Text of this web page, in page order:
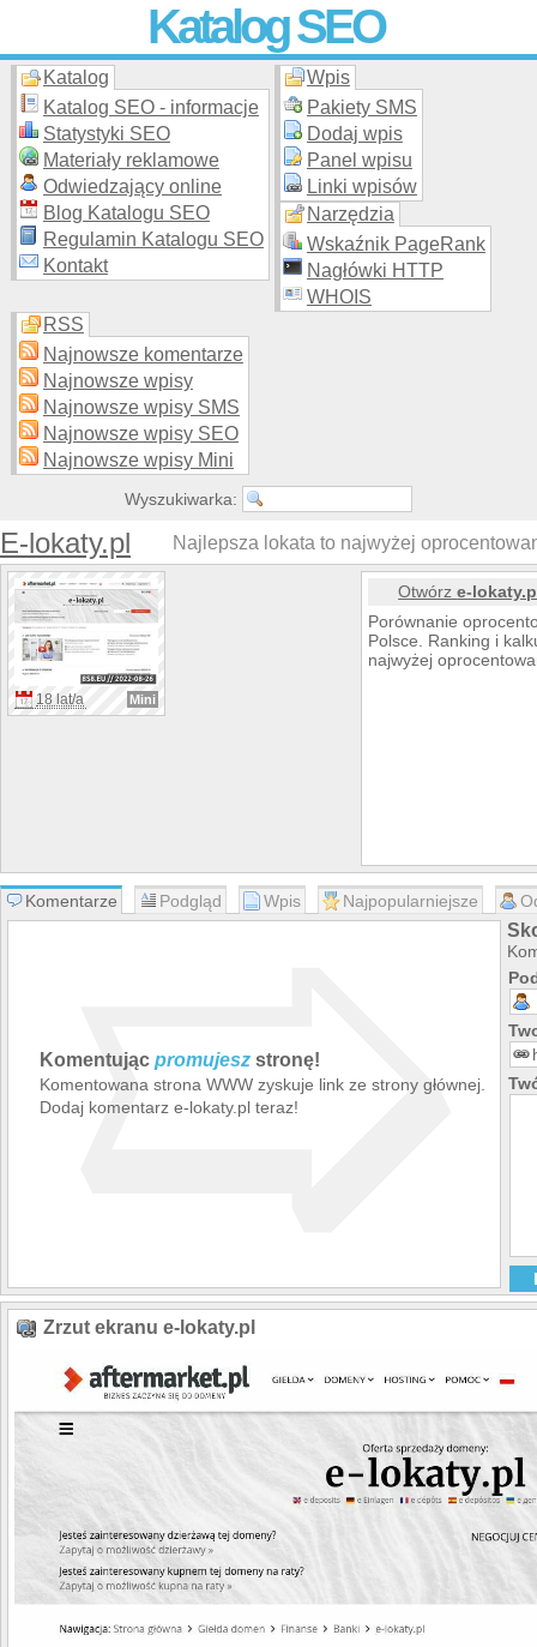
Katalog SEO
Skuteczna i promocja stron WWW –
moderowanego katalogu za darmo!
Katalog
Katalog SEO - informacje
Statystyki SEO
Materiały reklamowe
Odwiedzający online
Blog Katalogu SEO
Regulamin Katalogu SEO
Kontakt
Wpis
Pakiety SMS
Dodaj wpis
Panel wpisu
Linki wpisów
Narzędzia
Wskaźnik PageRank
Nagłówki HTTP
WHOIS
RSS
Najnowsze komentarze
Najnowsze wpisy
Najnowsze wpisy SMS
Najnowsze wpisy SEO
Najnowsze wpisy Mini
Wyszukiwarka:
E-lokaty.pl Najlepsza lokata to najwyżej
18 lat/a Mini
Otwórze-
Porównanie
Polsce. Ranking i
najwyżej
Komentarze Podgląd Wpis Najpopularniejsze
Komentując promujesz stronę!
Komentowana strona WWW zyskuje link ze strony głównej.
Dodaj komentarz e-lokaty.pl teraz!
➯
Zrzut ekranu e-lokaty.pl